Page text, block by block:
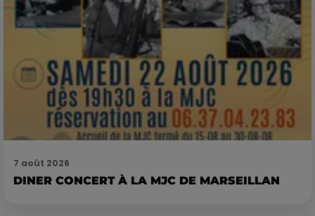
7 août 2026
DINER CONCERT À LA MJC DE MARSEILLAN